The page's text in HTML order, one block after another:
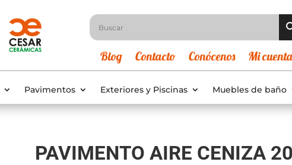
Blog Contacto Conócenos Mi cuenta
Pavimentos Exteriores y Piscinas Muebles de baño
PAVIMENTO AIRE CENIZA